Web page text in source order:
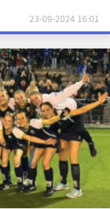
23-09-2024 16:01